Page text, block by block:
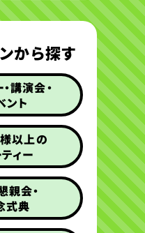
から探す
講演会・
ント
以上の
ィー
親会・
式典